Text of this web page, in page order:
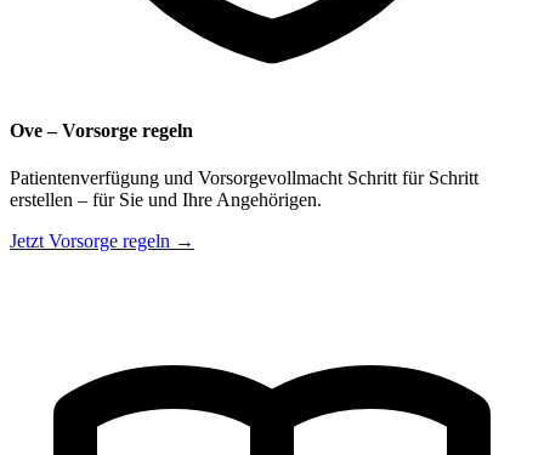
Ove – Vorsorge regeln
Patientenverfügung und Vorsorgevollmacht Schritt für Schritt
erstellen – für Sie und Ihre Angehörigen.
Jetzt Vorsorge regeln →